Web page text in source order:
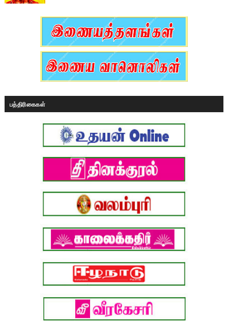
பத்திரிகைகள்